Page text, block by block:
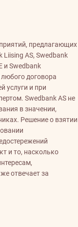
предлагающих
Liising AS, Swedbank
и Swedbank
договора
услуги и при
Swedbank AS не
в значении,
Решение о взятии
и то, насколько
отвечает за